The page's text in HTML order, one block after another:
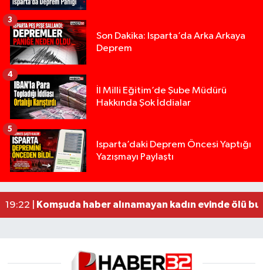
Son Dakika: Isparta’da Arka Arkaya
Deprem
3
İl Milli Eğitim’de Şube Müdürü
Hakkında Şok İddialar
4
Isparta’daki Deprem Öncesi Yaptığı
Yazışmayı Paylaştı
5
13:00 |Yığılca'da kardeşler arasındaki silahlı kavgada
12:48 |Tur teknesi çalışanlarının birbirine girdiği kavga
02:26 |MOTOSİKLETLE ÇARPIŞAN OTOMOBİL GÜL
19:22 |
Komşuda haber alınamayan kadın evinde ölü